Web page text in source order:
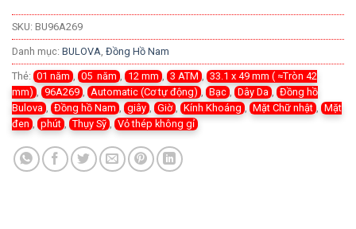
SKU: BU96A269
Danh mục: BULOVA Đồng Hồ Nam
Thẻ: 01 năm 05 năm 12 mm 3 ATM
33.1 x 49 mm ( ≈Tròn 42
mm)
96A269 Automatic (Cơ tự động) Bạc Dây Da
Đồng hồ
Bulova
Đồng hồ Nam giây Giờ Kính Khoáng Mặt Chữ nhật
Mặt
đen
phút Thụy Sỹ Vỏ thép không gỉ